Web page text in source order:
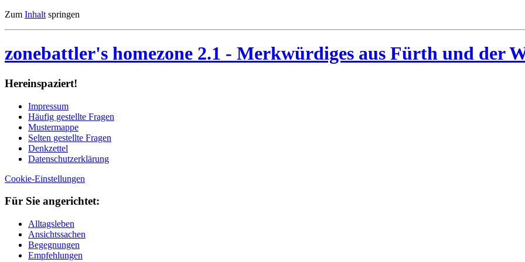
Zum Inhalt springen
zonebattler's homezone 2.1 - Merkwürdiges aus Fürth und der
Her­ein­spa­ziert!
Im­pres­sum
Häu­fig ge­stell­te Fra­gen
Mu­ster­map­pe
Sel­ten ge­stell­te Fra­gen
Denk­zet­tel
Da­ten­schutz­er­klä­rung
Cookie-Einstellungen
Für Sie an­ge­rich­tet:
Alltagsleben
Ansichtssachen
Begegnungen
Empfehlungen